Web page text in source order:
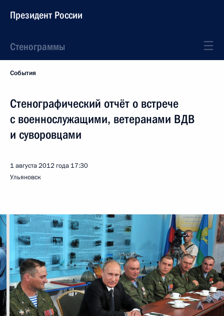
Президент России
Стенограммы
События
Стенографический отчёт о встрече
с военнослужащими, ветеранами ВДВ
и суворовцами
1 августа 2012 года 17:30
Ульяновск